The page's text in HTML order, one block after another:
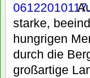
starke,
hungrigen
durch die
großartige